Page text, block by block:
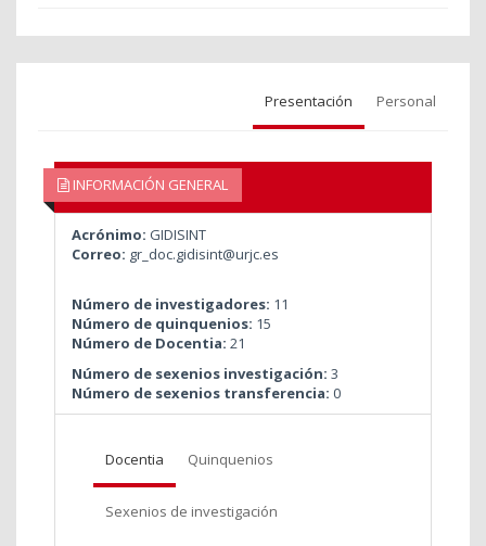
Presentación Personal
INFORMACIÓN GENERAL
Acrónimo: GIDISINT
Correo: gr_doc.gidisint@urjc.es
Número de investigadores: 11
Número de quinquenios: 15
Número de Docentia: 21
Número de sexenios investigación: 3
Número de sexenios transferencia: 0
Docentia Quinquenios
Sexenios de investigación